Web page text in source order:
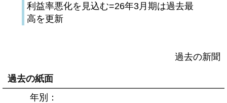
利益率悪化を見込む=26年3月期は過去最
高を更新
過去の新聞
過去の紙面
年別：